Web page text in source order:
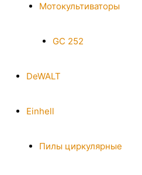
Мотокультиваторы
GC 252
DeWALT
Einhell
Пилы циркулярные